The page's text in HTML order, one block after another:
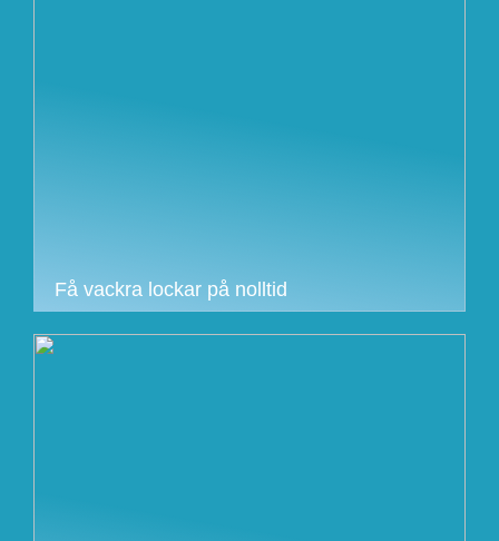
Få vackra lockar på nolltid